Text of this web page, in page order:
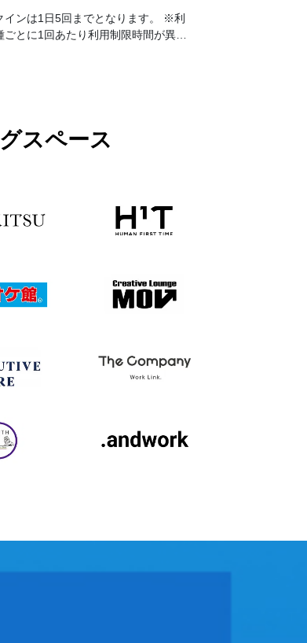
インは1日5回までとなります。 ※利
ごとに1回あたり利用制限時間が異な
スペース